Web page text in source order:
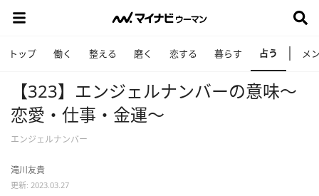
トップ 働く 整える 磨く 恋する 暮らす 占う メ
【323】エンジェルナンバーの意味～
恋愛・仕事・金運～
エンジェルナンバー
滝川友貴
更新: 2023.03.27